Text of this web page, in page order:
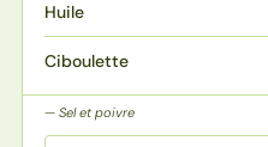
Huile
Ciboulette
Sel et poivre